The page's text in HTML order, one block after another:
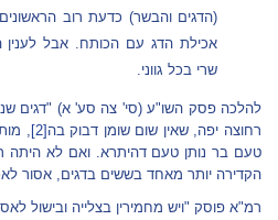
(הדגים והבשר) כדעת רוב
אכילת הדג עם הכותח. אבל
שרי בכל גווני.
להלכה פסק השו"ע (סי' צה סע' א) "דגים
רחוצה יפה, שאין שום שומן דבוק בה [2]
,
טעם בר נותן טעם דהיתרא. ואם לא
הקדירה יותר מאחד בששים בדגים, אסור
רמ"א פוסק "ויש מחמירין בצלייה ובישול